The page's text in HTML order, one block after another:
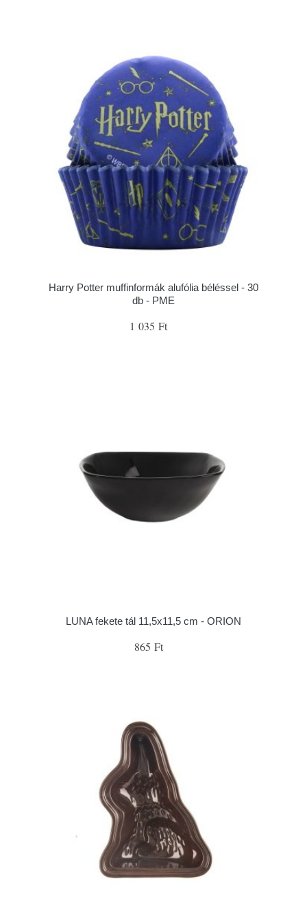
Harry Potter muffinformák alufólia béléssel - 30
db - PME
1 035 Ft
LUNA fekete tál 11,5x11,5 cm - ORION
865 Ft